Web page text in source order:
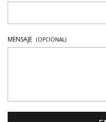
MENSAJE (OPCIONAL)